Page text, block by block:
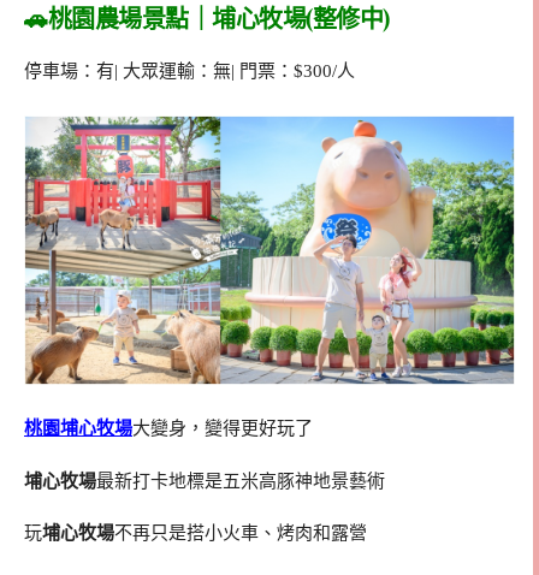
🚗桃園農場景點｜埔心牧場(整修中)
停車場：有| 大眾運輸：無| 門票：$300/人
桃園埔心牧場大變身，變得更好玩了
埔心牧場最新打卡地標是五米高豚神地景藝術
玩埔心牧場不再只是搭小火車、烤肉和露營